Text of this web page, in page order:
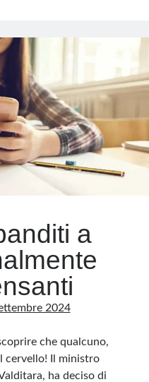
i
sanno
davvero?
a
2024
che qualcuno,
cervello! Il ministro
ha deciso di